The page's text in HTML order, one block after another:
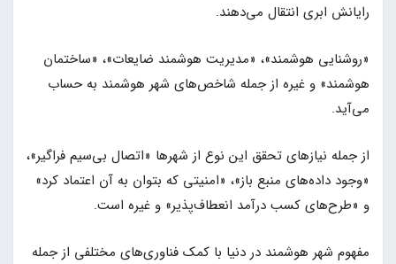
رایانش ابری انتقال می‌دهند.
«روشنایی هوشمند»، «مدیریت هوشمند ضایعات»، «ساختمان
هوشمند» و غیره از جمله شاخص‌های شهر هوشمند به حساب
می‌آید.
از جمله نیازهای تحقق این نوع از شهرها «اتصال بی‌سیم فراگیر»،
«وجود داده‌های منبع باز»، «امنیتی که بتوان به آن اعتماد کرد»
و «طرح‌های کسب درآمد انعطاف‌پذیر» و غیره است.
مفهوم شهر هوشمند در دنیا با کمک فناوری‌های مختلفی از جمله